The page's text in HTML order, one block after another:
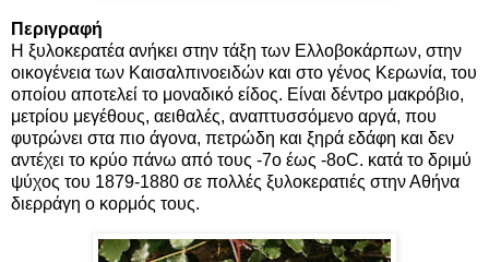
Περιγραφή
Η ξυλοκερατέα ανήκει στην τάξη των Ελλοβοκάρπων, στην
οικογένεια των Καισαλπινοειδών και στο γένος Κερωνία, του
οποίου αποτελεί το μοναδικό είδος. Είναι δέντρο μακρόβιο,
μετρίου μεγέθους, αειθαλές, αναπτυσσόμενο αργά, που
φυτρώνει στα πιο άγονα, πετρώδη και ξηρά εδάφη και δεν
αντέχει το κρύο πάνω από τους -7ο έως -8οC. κατά το δριμύ
ψύχος του 1879-1880 σε πολλές ξυλοκερατιές στην Αθήνα
διερράγη ο κορμός τους.